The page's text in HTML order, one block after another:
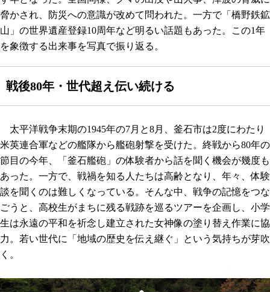
脅かされ、防災への意識が改めて問われた。一方で「橋野鉄鉱
山」の世界遺産登録10周年など明るい話題もあった。この1年
を象徴する出来事を写真で振り返る。
戦後80年・世代超え伝い続ける
太平洋戦争末期の1945年の7月と8月、釜石市は2度にわたり
米英連合軍などの艦隊から艦砲射撃を受けた。終戦から80年の
節目の今年、「釜石艦砲」の体験者から話を聞く機会が幾度も
あった。一方で、戦禍を知る人たちは高齢となり、年々、体験
談を聞くのは難しくなっている。そんな中、戦争の記憶をつな
ごうと、高校生がまちに残る戦跡を巡るツアーを企画し、小学
生は永遠の平和を祈念し建立された女神像の塗り替え作業に協
力。若い世代に「地域の歴史を伝え継ぐ」という気持ちが芽吹
く。